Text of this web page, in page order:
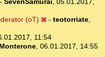
(oT)
- teotorriate,
11:54
Monterone, 06.01.2017, 14:55